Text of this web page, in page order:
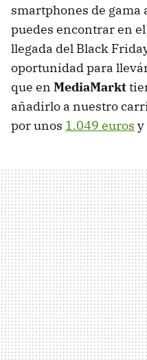
smartphones de gama
puedes encontrar en
llegada del Black
oportunidad para
que en MediaMarkt
añadirlo a nuestro
por unos 1.049 euros y